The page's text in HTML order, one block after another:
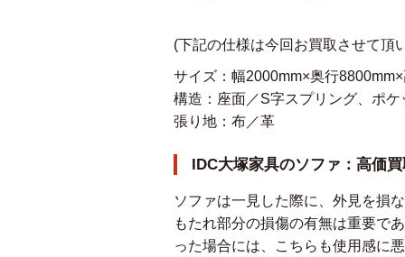
(下記の仕様は今回お買取させて頂
サイズ：幅2000mm×奥行
構造：座面／S字スプリング、ポケ
張り地：布／革
IDC大塚家具のソファ：高価
ソファは一見した際に、外見を損
もたれ部分の損傷の有無は重要で
った場合には、こちらも使用感に